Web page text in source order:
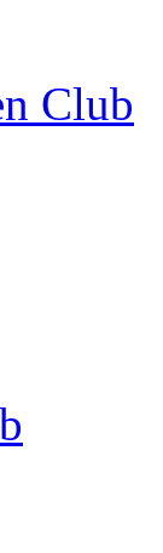
Club